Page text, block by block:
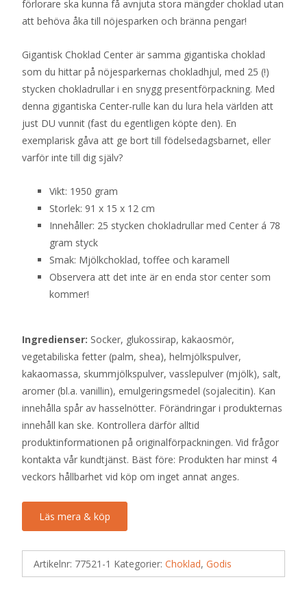
förlorare ska kunna få avnjuta stora mängder choklad utan
att behöva åka till nöjesparken och bränna pengar!
Gigantisk Choklad Center är samma gigantiska choklad
som du hittar på nöjesparkernas chokladhjul, med 25 (!)
stycken chokladrullar i en snygg presentförpackning. Med
denna gigantiska Center-rulle kan du lura hela världen att
just DU vunnit (fast du egentligen köpte den). En
exemplarisk gåva att ge bort till födelsedagsbarnet, eller
varför inte till dig själv?
Vikt: 1950 gram
Storlek: 91 x 15 x 12 cm
Innehåller: 25 stycken chokladrullar med Center á 78
gram styck
Smak: Mjölkchoklad, toffee och karamell
Observera att det inte är en enda stor center som
kommer!
Ingredienser: Socker, glukossirap, kakaosmör,
vegetabiliska fetter (palm, shea), helmjölkspulver,
kakaomassa, skummjölkspulver, vasslepulver (mjölk), salt,
aromer (bl.a. vanillin), emulgeringsmedel (sojalecitin). Kan
innehålla spår av hasselnötter. Förändringar i produkternas
innehåll kan ske. Kontrollera därför alltid
produktinformationen på originalförpackningen. Vid frågor
kontakta vår kundtjänst. Bäst före: Produkten har minst 4
veckors hållbarhet vid köp om inget annat anges.
Läs mera & köp
Artikelnr: 77521-1 Kategorier: Choklad, Godis